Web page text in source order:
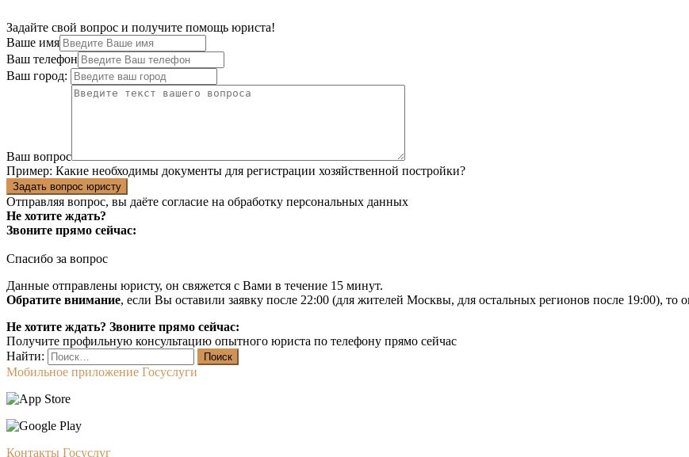
Задайте свой вопрос и получите помощь юриста!
Ваше имя
Ваш телефон
Ваш город:
Ваш вопрос
Пример: Какие необходимы документы для регистрации хозяйственной постройки?
Задать вопрос юристу
Отправляя вопрос, вы даёте согласие на обработку персональных данных
Не хотите ждать?
Звоните прямо сейчас:
Спасибо за вопрос
Данные отправлены юристу, он свяжется с Вами в течение 15 минут.
Обратите внимание, если Вы оставили заявку после 22:00 (для жителей Москвы, для остальных регионов после 19:00), то
Не хотите ждать? Звоните прямо сейчас:
Получите профильную консультацию опытного юриста по телефону прямо сейчас
Найти:
Мобильное приложение Госуслуги
Контакты Госуслуг